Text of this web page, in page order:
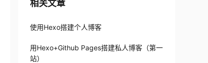
相关文章
使用Hexo搭建个人博客
用Hexo+Github Pages搭建私人博客（第一
站）